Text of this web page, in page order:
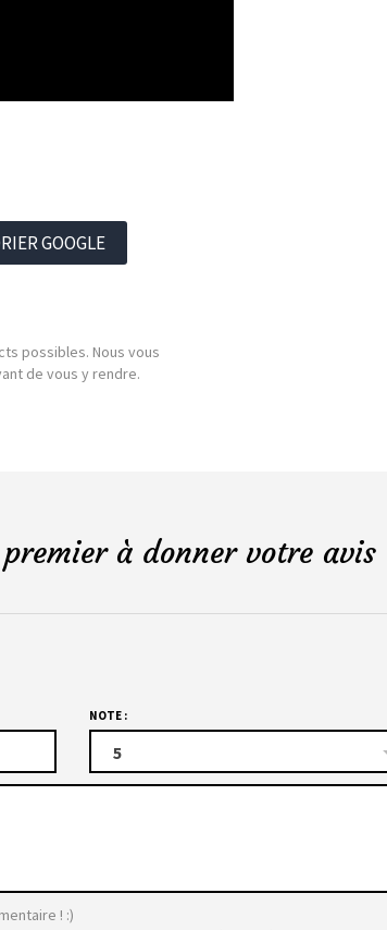
GOOGLE
possibles. Nous vous
de vous y rendre.
premier à donner votre
NOTE :
5
! :)